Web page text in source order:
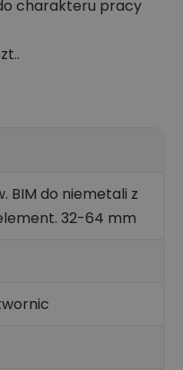
charakteru pracy
BIM do niemetali z
32-64 mm